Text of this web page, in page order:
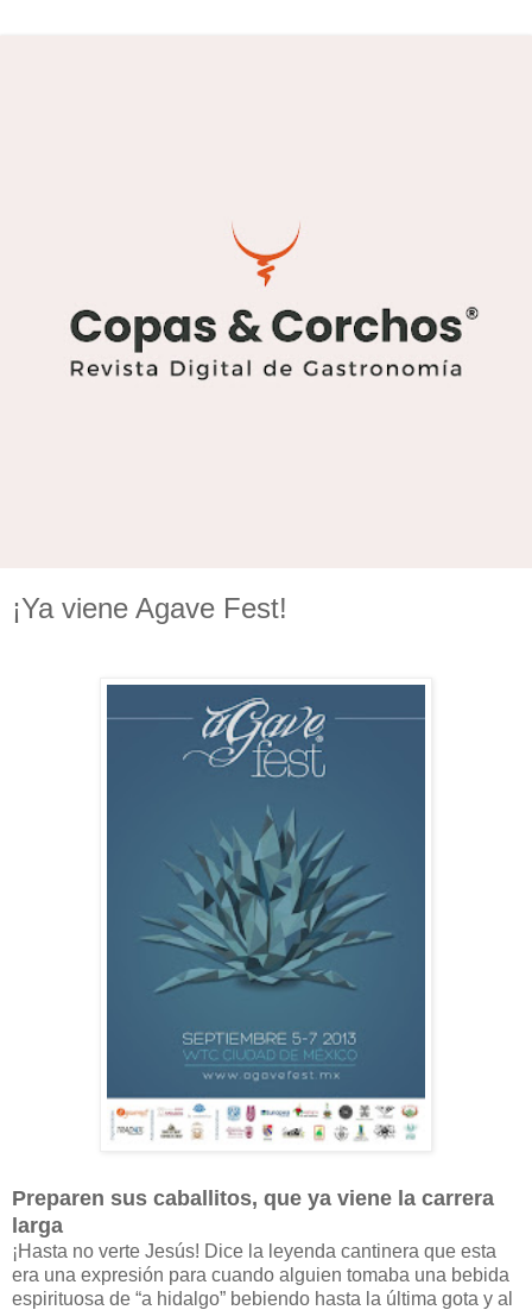
¡Ya viene Agave Fest!
Preparen sus caballitos, que ya viene la carrera
larga
¡Hasta no verte Jesús! Dice la leyenda cantinera que esta
era una expresión para cuando alguien tomaba una bebida
espirituosa de “a hidalgo” bebiendo hasta la última gota y al